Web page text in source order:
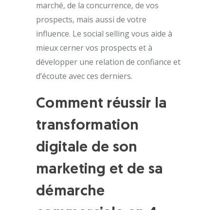
marché, de la concurrence, de vos
prospects, mais aussi de votre
influence. Le social selling vous aide à
mieux cerner vos prospects et à
développer une relation de confiance et
d’écoute avec ces derniers.
Comment réussir la
transformation
digitale de son
marketing et de sa
démarche